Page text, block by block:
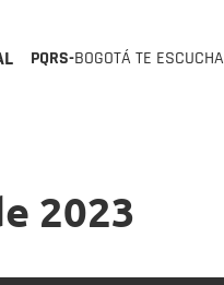
PQRS-BOGOTÁ TE ESCUCHA
2023